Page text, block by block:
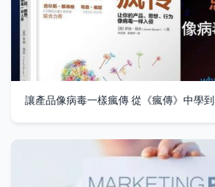
讓產品像病毒一樣瘋傳 從《瘋傳》中學